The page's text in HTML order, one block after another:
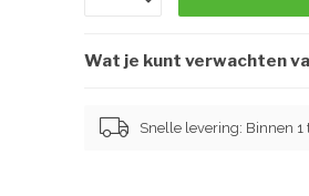
Wat je kunt verwachten
Snelle levering: Binnen 1